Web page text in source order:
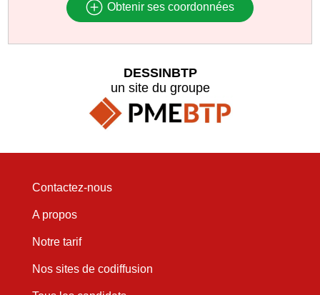
Obtenir ses coordonnées
DESSINBTP
un site du groupe
Contactez-nous
A propos
Notre tarif
Nos sites de codiffusion